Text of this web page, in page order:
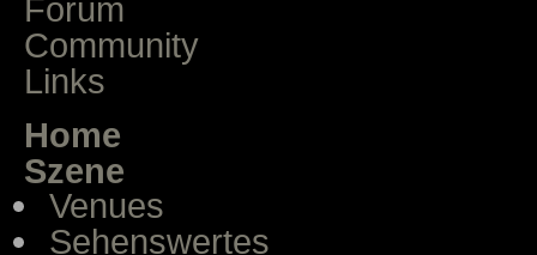
Forum
Community
Links
Home
Szene
Venues
Sehenswertes